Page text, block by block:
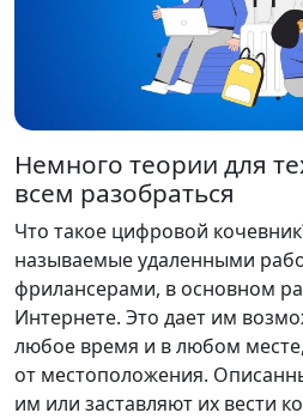
Немного теории для
всем разобраться
Что такое цифровой
называемые удаленными
фрилансерами, в основном
Интернете. Это дает им
любое время и в любом
от местоположения.
им или заставляют их вести